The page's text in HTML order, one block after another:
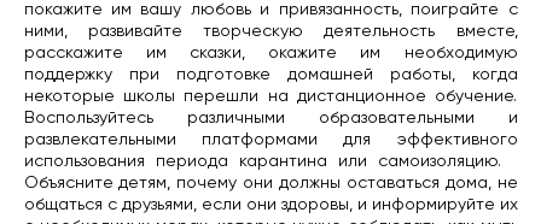
покажите им вашу любовь и привязанность, поиграйте с
ними, развивайте творческую деятельность вместе,
расскажите им сказки, окажите им необходимую
поддержку при подготовке домашней работы, когда
некоторые школы перешли на дистанционное обучение.
Воспользуйтесь различными образовательными и
развлекательными платформами для эффективного
использования периода карантина или самоизоляцию.
Объясните детям, почему они должны оставаться дома, не
общаться с друзьями, если они здоровы, и информируйте их